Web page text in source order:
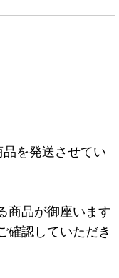
を発送させてい
商品が御座います
確認していただき